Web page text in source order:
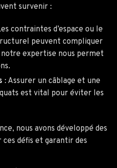
survenir :
contraintes d’espace ou le
peuvent compliquer
expertise nous permet
: Assurer un câblage et une
est vital pour éviter les
nous avons développé des
défis et garantir des